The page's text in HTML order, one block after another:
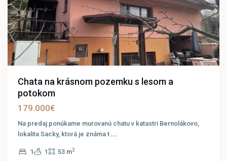
Chata na krásnom pozemku s lesom a
potokom
179.000€
Na predaj ponúkame murovanú chatu v katastri Bernolákovo,
lokalita Sacky, ktorá je známa t ...
1 1 53 m2